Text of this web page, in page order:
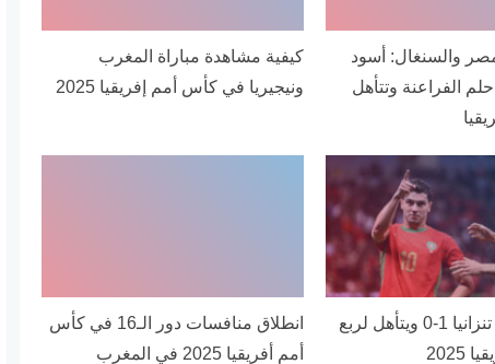
مصر والسنغال: أسود
حلم الفراعنة وتتأهل
كيفية مشاهدة مباراة المغرب
ونيجيريا في كأس أمم إفريقيا 2025
المغرب يهزم تنزانيا 1-0 ويتأهل لربع
انطلاق منافسات دور الـ16 في كأس
أمم أفريقيا 2025 في المغرب